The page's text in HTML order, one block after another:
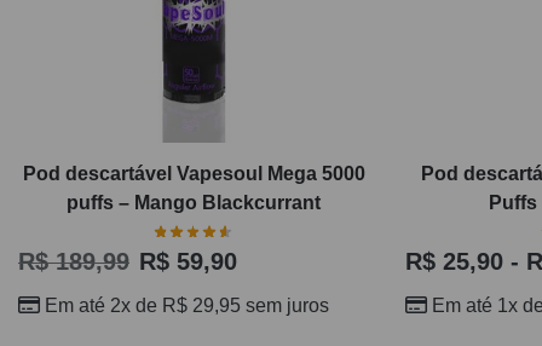
Pod descartável Vapesoul Mega 5000
puffs – Mango Blackcurrant
R$189,99 R$ 59,90
Em até 2x de R$ 29,95 sem juros
Pod
Puffs
R$ 25,90 -
Em até 1x